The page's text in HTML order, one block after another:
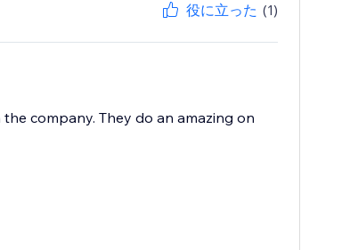
役に立った (1)
company. They do an amazing on